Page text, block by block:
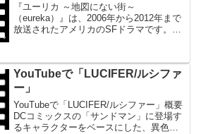
『ユーリカ ～地図にない街～
（eureka）』は、2006年から2012年まで
放送されたアメリカのSFドラマです。ア
カ』。そこで起こる不思議な事件を、連
邦保安官ジャック・...
YouTubeで「LUCIFER/ルシファ
ー」
YouTubeで「LUCIFER/ルシファー」概要
DCコミックスの「サンドマン」に登場す
るキャラクターをベースにした、異色の